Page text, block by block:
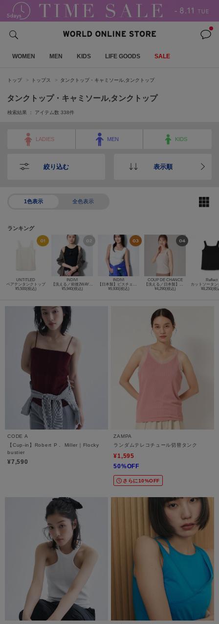
WOMEN MEN KIDS LIFE GOODS SALE
トップ トップス タンクトップ・キャミソール,タンクトップ
タンクトップ・キャミソール,タンクトップ
検索結果 ： アイテム数 338件
LADIES MEN KIDS
絞り込む 表示順
1色表示 全色表示
ランキング
UNTITLED
ベアテンタンクトップ
¥5,500(税込)
INDIVI
¥5,940(税込)
INDIVI
¥6,930(税込)
COUP DE CHANCE
¥4,290(税込)
Reflect
¥8,250(税
CODE A
【Cup-in】Robert P． Miller｜Flocky
bustier
¥7,590
ZAMPA
ランダムテレコチュール切替タンク
¥1,595
50%OFF
さらに10%OFF